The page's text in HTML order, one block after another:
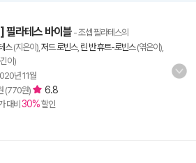
필라테스 바이블 - 조셉 필라테스의
스(지은이), 저드 로빈스, 린 반 휴트-로빈스(엮은이),
이)
년 11월
(770원) 6.8
대비 30%할인